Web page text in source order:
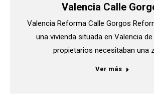
Valencia Calle
Valencia Reforma Calle Gorgos
una vivienda situada en Valencia
propietarios necesitaban una
Ver más